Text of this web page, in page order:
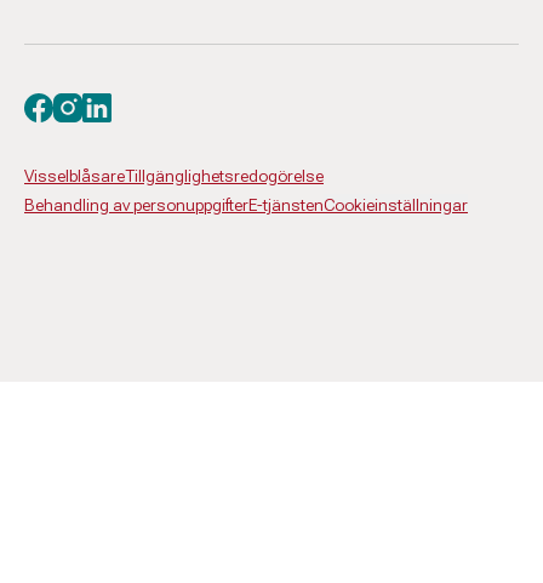
VisselblåsareTillgänglighetsredogörelse
Behandling av personuppgifterE-tjänstenCookieinställningar
Besök oss på facebook
Besök oss på instagram
Besök oss på linkedin